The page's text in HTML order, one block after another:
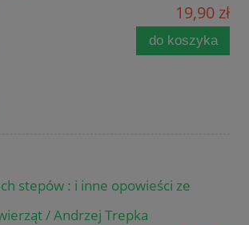
19,90 zł
do koszyka
stepów : i inne opowieści ze
/ Andrzej Trepka